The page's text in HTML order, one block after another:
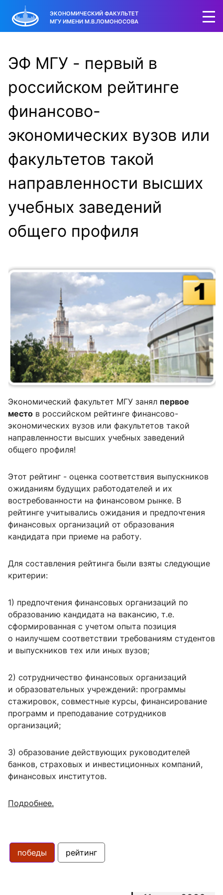
ЭКОНОМИЧЕСКИЙ ФАКУЛЬТЕТ
МГУ ИМЕНИ М.В.ЛОМОНОСОВА
ЭФ МГУ - первый в
российском рейтинге
финансово-
экономических вузов или
факультетов такой
направленности высших
учебных заведений
общего профиля
Экономический факультет МГУ занял первое
место в российском рейтинге финансово-
экономических вузов или факультетов такой
направленности высших учебных заведений
общего профиля!
Этот рейтинг - оценка соответствия выпускников
ожиданиям будущих работодателей и их
востребованности на финансовом рынке. В
рейтинге учитывались ожидания и предпочтения
финансовых организаций от образования
кандидата при приеме на работу.
Для составления рейтинга были взяты следующие
критерии:
1) предпочтения финансовых организаций по
образованию кандидата на вакансию, т.е.
сформированная с учетом опыта позиция
о наилучшем соответствии требованиям студентов
и выпускников тех или иных вузов;
2) сотрудничество финансовых организаций
и образовательных учреждений: программы
стажировок, совместные курсы, финансирование
программ и преподавание сотрудников
организаций;
3) образование действующих руководителей
банков, страховых и инвестиционных компаний,
финансовых институтов.
Подробнее.
победы рейтинг